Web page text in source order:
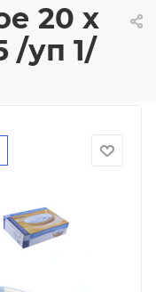
20 х
/уп 1/